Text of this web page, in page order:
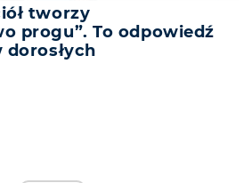
tworzy
progu”. To odpowiedź